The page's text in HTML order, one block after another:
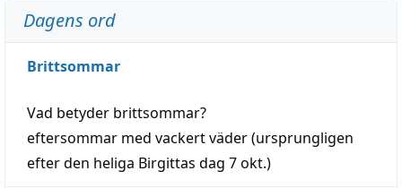
Dagens ord
Brittsommar
Vad betyder brittsommar?
eftersommar med vackertväder(ursprungligen
efter den heliga Birgittas dag 7 okt.)